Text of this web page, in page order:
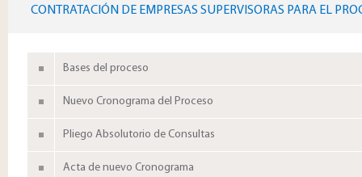
CONTRATACIÓN DE EMPRESAS SUPERVISORAS PARA EL